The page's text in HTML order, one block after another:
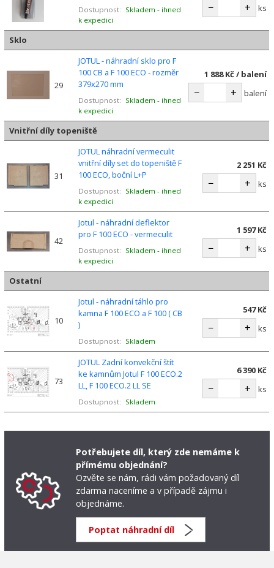
Dostupnost: Skladem - ihned
k expedici
− + ks
Sklo
29
JOTUL - náhradní sklo pro F
100 CB a F 100 ECO - rozměr
379x270 mm
Dostupnost: Skladem - ihned
k expedici
1 888 Kč / balení
− + balení
Vnitřní díly topeniště
31
JOTUL náhradní vermeculit
vnitřní díly set do topeniště F
100 ECO, boční L+P
Dostupnost: Skladem - ihned
k expedici
2 251 Kč
− + ks
42
Jotul - náhradní deflektor
pro F 100 ECO - vermeculit
Dostupnost: Skladem - ihned
k expedici
1 597 Kč
− + ks
Ostatní
10
Jotul - náhradní táhlo pro
kamna F 100 ECO a F 100 ( CB
)
Dostupnost: Skladem
547 Kč
− + ks
73
JOTUL Zadní konvekční štít
ke kamnům Jotul F 100 ECO.2
LL, F 100 ECO.2 LL SE
Dostupnost: Skladem
6 390 Kč
− + ks
Potřebujete díl, který zde nemáme k
přímému objednání?
Ozvěte se nám, rádi vám požadovaný díl
zdarma naceníme a v případě zájmu i
objednáme.
Poptat náhradní díl